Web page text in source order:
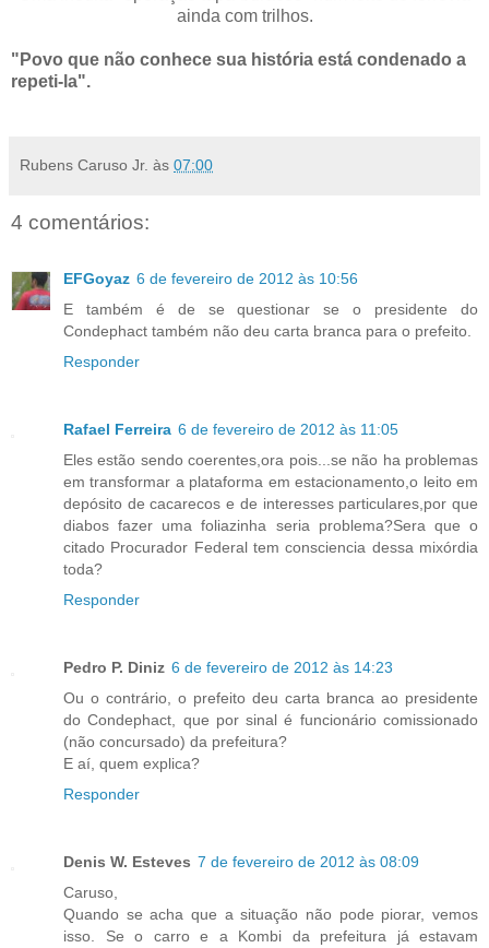
ainda com trilhos.
"Povo que não conhece sua história está condenado a
repeti-la".
Rubens Caruso Jr. às 07:00
4 comentários:
EFGoyaz 6 de fevereiro de 2012 às 10:56
E também é de se questionar se o presidente do
Condephact também não deu carta branca para o prefeito.
Responder
Rafael Ferreira 6 de fevereiro de 2012 às 11:05
Eles estão sendo coerentes,ora pois...se não ha problemas
em transformar a plataforma em estacionamento,o leito em
depósito de cacarecos e de interesses particulares,por que
diabos fazer uma foliazinha seria problema?Sera que o
citado Procurador Federal tem consciencia dessa mixórdia
toda?
Responder
Pedro P. Diniz 6 de fevereiro de 2012 às 14:23
Ou o contrário, o prefeito deu carta branca ao presidente
do Condephact, que por sinal é funcionário comissionado
(não concursado) da prefeitura?
E aí, quem explica?
Responder
Denis W. Esteves 7 de fevereiro de 2012 às 08:09
Caruso,
Quando se acha que a situação não pode piorar, vemos
isso. Se o carro e a Kombi da prefeitura já estavam